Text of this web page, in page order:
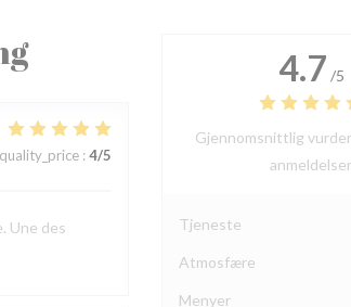
quality_price: 4/5
Une des
4.7 /5
Gjennomsnittlig
anmeldelser
Tjeneste
Atmosfære
Menyer